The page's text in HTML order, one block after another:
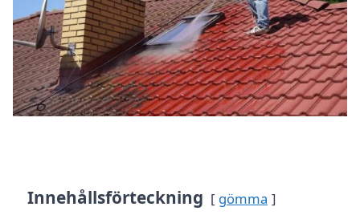
Innehållsförteckning gömma